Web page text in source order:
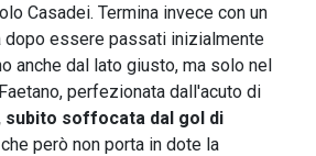
Casadei. Termina invece con un
dopo essere passati inizialmente
anche dal lato giusto, ma solo nel
perfezionata dall'acuto di
subito soffocata dal gol di
però non porta in dote la